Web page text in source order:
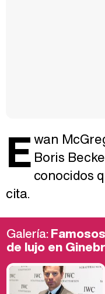
Ewan
Boris
conocidos
cita.
Galería:
de lujo en